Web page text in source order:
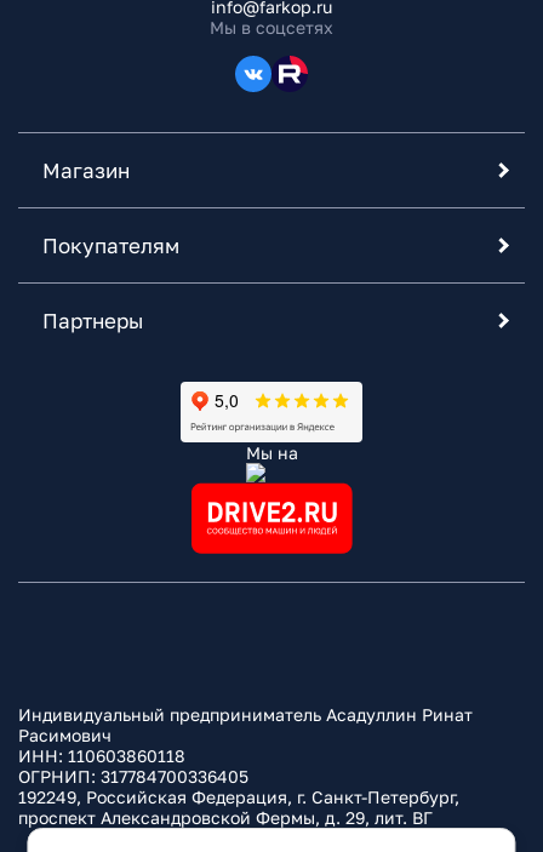
info@farkop.ru
Мы в соцсетях
Магазин
Покупателям
Партнеры
Мы на
Индивидуальный предприниматель Асадуллин Ринат
Расимович
ИНН: 110603860118
ОГРНИП: 317784700336405
192249, Российская Федерация, г. Санкт-Петербург,
проспект Александровской Фермы, д. 29, лит. ВГ